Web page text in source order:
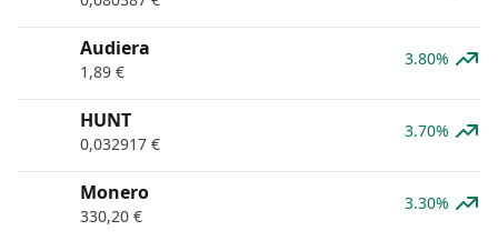
Audiera
1,89 €
3.80%
HUNT
0,032917 €
3.70%
Monero
330,20 €
3.30%